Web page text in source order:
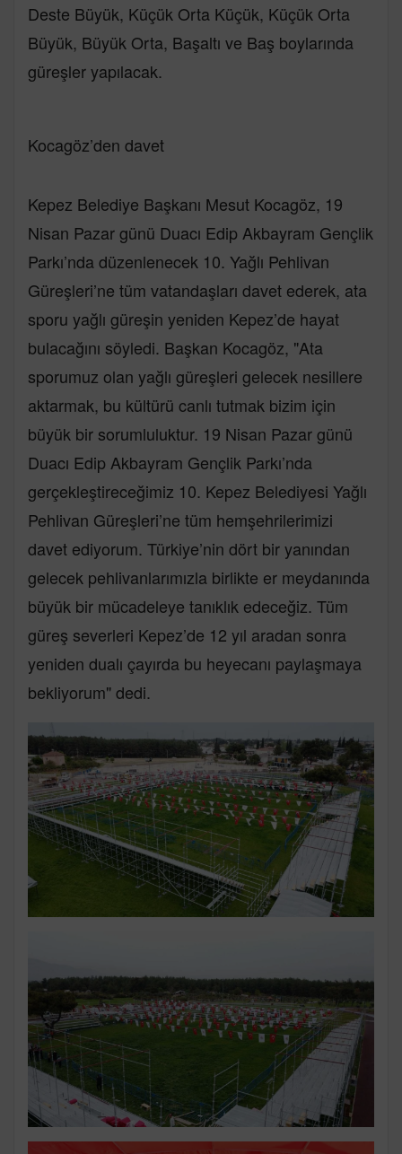
Deste Büyük, Küçük Orta Küçük, Küçük Orta
Büyük, Büyük Orta, Başaltı ve Baş boylarında
güreşler yapılacak.
Kocagöz’den davet
Kepez Belediye Başkanı Mesut Kocagöz, 19
Nisan Pazar günü Duacı Edip Akbayram Gençlik
Parkı’nda düzenlenecek 10. Yağlı Pehlivan
Güreşleri’ne tüm vatandaşları davet ederek, ata
sporu yağlı güreşin yeniden Kepez’de hayat
bulacağını söyledi. Başkan Kocagöz, "Ata
sporumuz olan yağlı güreşleri gelecek nesillere
aktarmak, bu kültürü canlı tutmak bizim için
büyük bir sorumluluktur. 19 Nisan Pazar günü
Duacı Edip Akbayram Gençlik Parkı’nda
gerçekleştireceğimiz 10. Kepez Belediyesi Yağlı
Pehlivan Güreşleri’ne tüm hemşehrilerimizi
davet ediyorum. Türkiye’nin dört bir yanından
gelecek pehlivanlarımızla birlikte er meydanında
büyük bir mücadeleye tanıklık edeceğiz. Tüm
güreş severleri Kepez’de 12 yıl aradan sonra
yeniden dualı çayırda bu heyecanı paylaşmaya
bekliyorum" dedi.